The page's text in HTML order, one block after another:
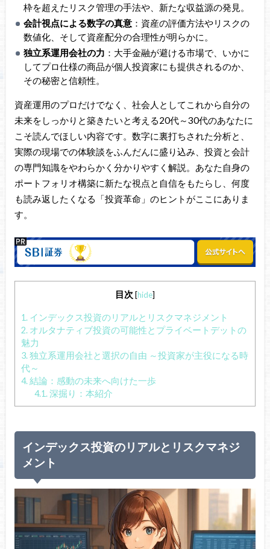
枠を超えたリスク管理の手法や、新たな収益源の発見。
会計視点による数字の真意 ：資産の評価方法やリスクの
数値化、そして資産配分の合理性が明らかに。
独立系運用会社の力 ：大手金融が避ける市場で、いかに
してプロ仕様の商品が個人投資家にも提供されるのか、
その秘密と信頼性。
資産運用のプロだけでなく、社会人としてこれから自分の
未来をしっかりと築きたいと考える20代～30代のあなたに
こそ読んでほしい内容です。数字に裏打ちされた分析と、
実際の現場での体験談をふんだんに盛り込み、投資と会計
の専門知識をやわらかく分かりやすく解説。あなた自身の
ポートフォリオ構築に新たな視点と自信をもたらし、何度
も読み返したくなる「投資革命」のヒントがここにありま
す。
目次 [hide]
1.インデックス投資のリアルとリスクマネジメント
2.オルタナティブ投資の可能性とプライベートデットの
魅力
3.独立系運用会社と選択の自由 ～投資家が主役になる時
代～
4.結論：感動の未来へ向けた一歩
4.1.深掘り：本紹介
インデックス投資のリアルとリスクマネジ
メント